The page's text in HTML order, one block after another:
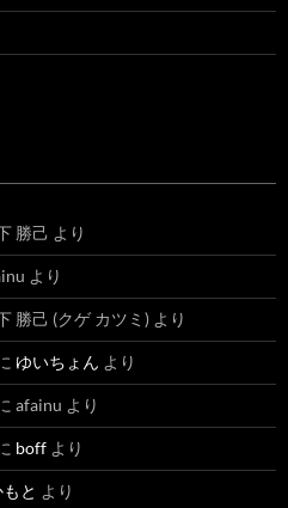
勝己 より
より
勝己 (クゲ カツミ) より
ゆいちょん より
afainu より
boff より
と より